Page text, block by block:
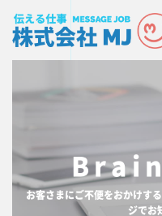
TOP PAGE
NEWS
CORPORATE
Brain
お客さまにご不便をおかけす
ジでお